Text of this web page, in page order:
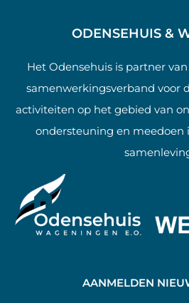
ODENSEHUIS &
Het Odensehuis is partner
samenwerkingsverband voor
activiteiten op het gebied van
ondersteuning en meedoen
AANMELDEN